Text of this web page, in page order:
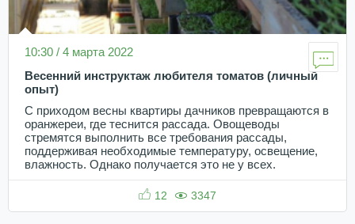
10:30 / 4 марта 2022
Весенний инструктаж любителя томатов (личный
опыт)
С приходом весны квартиры дачников превращаются в
оранжереи, где теснится рассада. Овощеводы
стремятся выполнить все требования рассады,
поддерживая необходимые температуру, освещение,
влажность. Однако получается это не у всех.
12 3347